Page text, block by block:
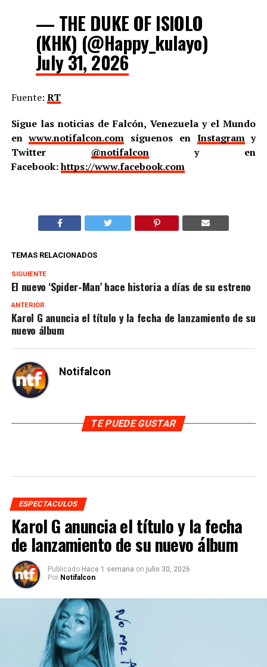
— THE DUKE OF ISIOLO
(KHK) (@Happy_kulayo)
July 31, 2026
Fuente: RT
Sigue las noticias de Falcón, Venezuela y el Mundo
enwww.notifalcon.com síguenos en Instagramy
Twitter @notifalcony en
Facebook:https://www.facebook.com
TEMAS RELACIONADOS
SIGUIENTE
El nuevo ‘Spider-Man’ hace historia a días de su estreno
ANTERIOR
Karol G anuncia el título y la fecha de lanzamiento de su
nuevo álbum
Notifalcon
TE PUEDE GUSTAR
ESPECTACULOS
Karol G anuncia el título y la fecha
de lanzamiento de su nuevo álbum
Publicado Hace 1 semana on julio 30, 2026
Por Notifalcon